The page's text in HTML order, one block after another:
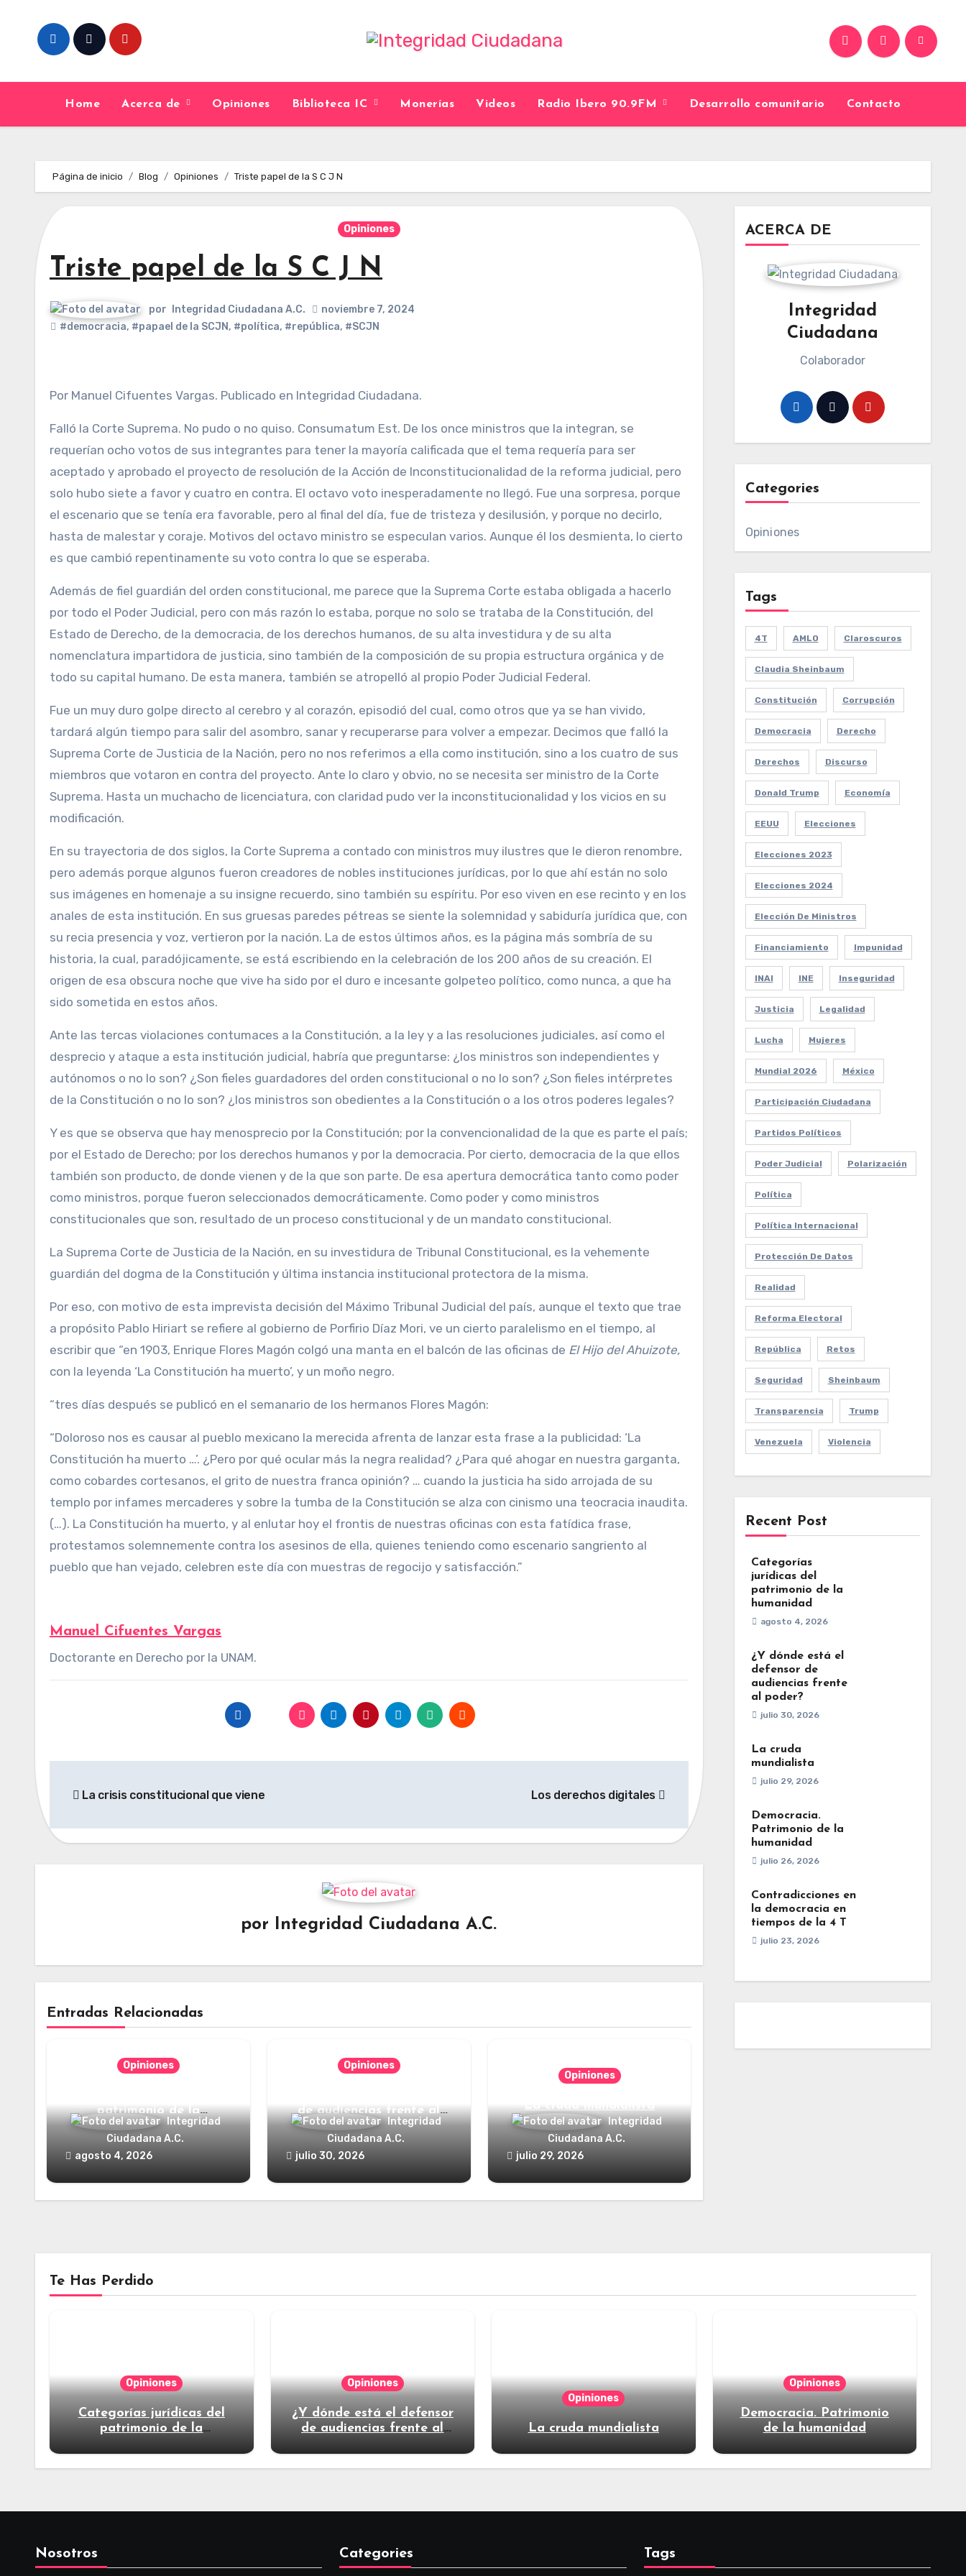
content
Home Acerca de Opiniones Biblioteca IC Monerías Videos Radio Ibero 90.9FM Desarrollo comunitario Contacto
Página de inicio Blog Opiniones Triste papel de la S C J N
Opiniones
Triste papel de la S C J N
por Integridad Ciudadana A.C.
noviembre 7, 2024
#democracia, #papael de la SCJN, #política, #república, #SCJN
Por Manuel Cifuentes Vargas. Publicado en Integridad Ciudadana.
Falló la Corte Suprema. No pudo o no quiso. Consumatum Est. De los once ministros que la integran, se
requerían ocho votos de sus integrantes para tener la mayoría calificada que el tema requería para ser
aceptado y aprobado el proyecto de resolución de la Acción de Inconstitucionalidad de la reforma judicial, pero
solo hubo siete a favor y cuatro en contra. El octavo voto inesperadamente no llegó. Fue una sorpresa, porque
el escenario que se tenía era favorable, pero al final del día, fue de tristeza y desilusión, y porque no decirlo,
hasta de malestar y coraje. Motivos del octavo ministro se especulan varios. Aunque él los desmienta, lo cierto
es que cambió repentinamente su voto contra lo que se esperaba.
Además de fiel guardián del orden constitucional, me parece que la Suprema Corte estaba obligada a hacerlo
por todo el Poder Judicial, pero con más razón lo estaba, porque no solo se trataba de la Constitución, del
Estado de Derecho, de la democracia, de los derechos humanos, de su alta investidura y de su alta
nomenclatura impartidora de justicia, sino también de la composición de su propia estructura orgánica y de
todo su capital humano. De esta manera, también se atropelló al propio Poder Judicial Federal.
Fue un muy duro golpe directo al cerebro y al corazón, episodió del cual, como otros que ya se han vivido,
tardará algún tiempo para salir del asombro, sanar y recuperarse para volver a empezar. Decimos que falló la
Suprema Corte de Justicia de la Nación, pero no nos referimos a ella como institución, sino a los cuatro de sus
miembros que votaron en contra del proyecto. Ante lo claro y obvio, no se necesita ser ministro de la Corte
Suprema. Hasta un muchacho de licenciatura, con claridad pudo ver la inconstitucionalidad y los vicios en su
modificación.
En su trayectoria de dos siglos, la Corte Suprema a contado con ministros muy ilustres que le dieron renombre,
pero además porque algunos fueron creadores de nobles instituciones jurídicas, por lo que ahí están no solo
sus imágenes en homenaje a su insigne recuerdo, sino también su espíritu. Por eso viven en ese recinto y en los
anales de esta institución. En sus gruesas paredes pétreas se siente la solemnidad y sabiduría jurídica que, con
su recia presencia y voz, vertieron por la nación. La de estos últimos años, es la página más sombría de su
historia, la cual, paradójicamente, se está escribiendo en la celebración de los 200 años de su creación. El
origen de esa obscura noche que vive ha sido por el duro e incesante golpeteo político, como nunca, a que ha
sido sometida en estos años.
Ante las tercas violaciones contumaces a la Constitución, a la ley y a las resoluciones judiciales, así como el
desprecio y ataque a esta institución judicial, habría que preguntarse: ¿los ministros son independientes y
autónomos o no lo son? ¿Son fieles guardadores del orden constitucional o no lo son? ¿Son fieles intérpretes
de la Constitución o no lo son? ¿los ministros son obedientes a la Constitución o a los otros poderes legales?
Y es que se observa que hay menosprecio por la Constitución; por la convencionalidad de la que es parte el país;
por el Estado de Derecho; por los derechos humanos y por la democracia. Por cierto, democracia de la que ellos
también son producto, de donde vienen y de la que son parte. De esa apertura democrática tanto como poder
como ministros, porque fueron seleccionados democráticamente. Como poder y como ministros
constitucionales que son, resultado de un proceso constitucional y de un mandato constitucional.
La Suprema Corte de Justicia de la Nación, en su investidura de Tribunal Constitucional, es la vehemente
guardián del dogma de la Constitución y última instancia institucional protectora de la misma.
Por eso, con motivo de esta imprevista decisión del Máximo Tribunal Judicial del país, aunque el texto que trae
a propósito Pablo Hiriart se refiere al gobierno de Porfirio Díaz Mori, ve un cierto paralelismo en el tiempo, al
escribir que “en 1903, Enrique Flores Magón colgó una manta en el balcón de las oficinas de El Hijo del Ahuizote,
con la leyenda ‘La Constitución ha muerto’, y un moño negro.
“tres días después se publicó en el semanario de los hermanos Flores Magón:
“Doloroso nos es causar al pueblo mexicano la merecida afrenta de lanzar esta frase a la publicidad: ‘La
Constitución ha muerto …’. ¿Pero por qué ocular más la negra realidad? ¿Para qué ahogar en nuestra garganta,
como cobardes cortesanos, el grito de nuestra franca opinión? … cuando la justicia ha sido arrojada de su
templo por infames mercaderes y sobre la tumba de la Constitución se alza con cinismo una teocracia inaudita.
(…). La Constitución ha muerto, y al enlutar hoy el frontis de nuestras oficinas con esta fatídica frase,
protestamos solemnemente contra los asesinos de ella, quienes teniendo como escenario sangriento al
pueblo que han vejado, celebren este día con muestras de regocijo y satisfacción.”
Manuel Cifuentes Vargas
Doctorante en Derecho por la UNAM.
de
entradas
La crisis constitucional que viene Los derechos digitales
por Integridad Ciudadana A.C.
Entradas Relacionadas
Opiniones
patrimonio de la
humanidadIntegridad
Ciudadana A.C.
agosto 4, 2026
Opiniones
de audiencias frente al
poder?Integridad
Ciudadana A.C.
julio 30, 2026
Opiniones
La cruda mundialista
Integridad
Ciudadana A.C.
julio 29, 2026
ACERCA DE
Integridad
Ciudadana
Colaborador
Categories
Opiniones
Tags
4T AMLO Claroscuros
Claudia Sheinbaum
Constitución Corrupción
Democracia Derecho
Derechos Discurso
Donald Trump Economía
EEUU Elecciones
Elecciones 2023
Elecciones 2024
Elección De Ministros
Financiamiento Impunidad
INAI INE Inseguridad
Justicia Legalidad
Lucha Mujeres
Mundial 2026 México
Participación Ciudadana
Partidos Políticos
Poder Judicial Polarización
Política
Política Internacional
Protección De Datos
Realidad
Reforma Electoral
República Retos
Seguridad Sheinbaum
Transparencia Trump
Venezuela Violencia
Recent Post
Categorías
jurídicas del
patrimonio de la
humanidad
agosto 4, 2026
¿Y dónde está el
defensor de
audiencias frente
al poder?
julio 30, 2026
La cruda
mundialista
julio 29, 2026
Democracia.
Patrimonio de la
humanidad
julio 26, 2026
Contradicciones en
la democracia en
tiempos de la 4 T
julio 23, 2026
Te Has Perdido
Opiniones
Categorías jurídicas del
patrimonio de la
Opiniones
¿Y dónde está el defensor
de audiencias frente al
Opiniones
La cruda mundialista
Opiniones
Democracia. Patrimonio
de la humanidad
Nosotros Categories Tags